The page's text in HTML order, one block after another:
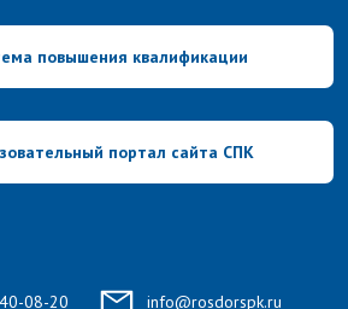
повышения квалификации
портал сайта СПК
08-20 info@rosdorspk.ru